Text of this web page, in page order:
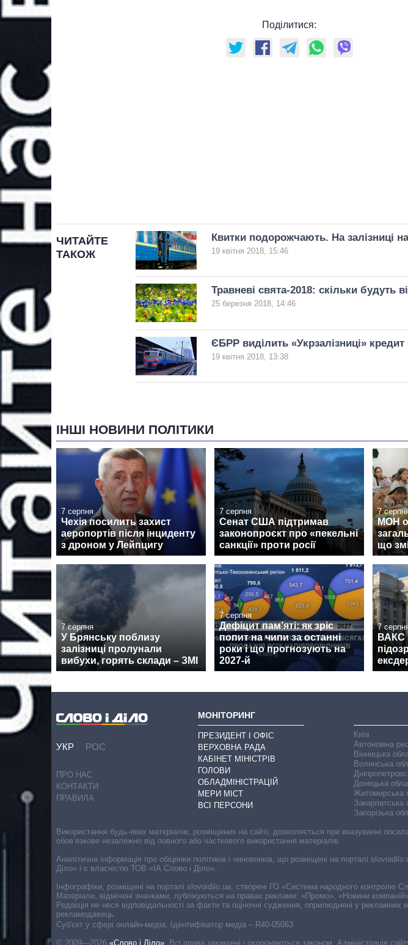
Поділитися:
ЧИТАЙТЕ
ТАКОЖ
Квитки подорожчають. На залізниці
19 квітня 2018, 15:46
Травневі свята-2018: скільки будуть
25 березня 2018, 14:46
ЄБРР виділить «Укрзалізниці»
19 квітня 2018, 13:38
ІНШІ НОВИНИ ПОЛІТИКИ
7 серпня
Чехія посилить захист
аеропортів після інциденту
з дроном у Лейпцигу
7 серпня
Сенат США підтримав
законопроєкт про «пекельні
санкції» проти росії
7
МОН
що
7 серпня
У Брянську поблизу
залізниці пролунали
вибухи, горять склади – ЗМІ
7 серпня
Дефіцит пам’яті: як зріс
попит на чипи за останні
роки і що прогнозують на
2027-й
7
ВАКС
УКР РОС
ПРО НАС
КОНТАКТИ
ПРАВИЛА
МОНІТОРИНГ
ПРЕЗИДЕНТ І ОФІС
ВЕРХОВНА РАДА
КАБІНЕТ МІНІСТРІВ
ГОЛОВИ
ОБЛАДМІНІСТРАЦІЙ
МЕРИ МІСТ
ВСІ ПЕРСОНИ
Київ
Автономна
Вінницька
Волинська
Донецька
Житомирська
Закарпатська
Запорізька
Cуб'єкт у сфері онлайн-медіа. Ідентифікатор медіа – R40-05063
© 2009—2026 «Слово і Діло» Всі права захищені і охороняються законом. Адміністрація
Використання будь-яких матеріалів, розміщених на сайті, дозволяється при вказуванні
обов’язкове незалежно від повного або часткового використання матеріалів.
Аналітична інформація про обіцянки політиків і чиновників, що розміщені на порталі
Діло» і є власністю ТОВ «ІА Слово і Діло».
Інфографіки, розміщені на порталі slovoidilo.ua, створені ГО «Система народного контролю
Матеріали, відмічені значками, публікуються на правах реклами: «Промо», «Новини
Редакція не несе відповідальності за факти та оціночні судження, оприлюднені у
рекламодавець.